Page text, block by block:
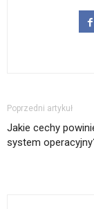
Poprzedni artykuł
Jakie cechy
system